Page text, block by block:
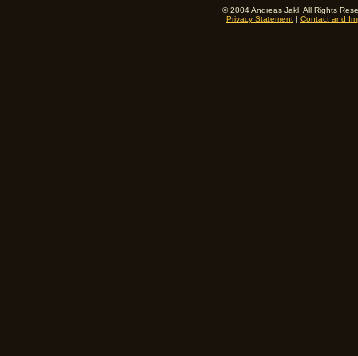
© 2004 Andreas Jakl. All Rights
Privacy Statement | Contact and